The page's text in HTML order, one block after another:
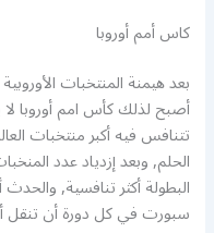
كاس أمم أوروبا
أصبح لذلك كأس امم أوروبا
تتنافس فيه أكبر منتخبات
سبورت في كل دورة أن تنقل